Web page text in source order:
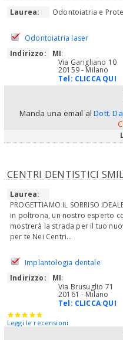
Laurea: Odontoiatria e
Odontoiatria laser
Indirizzo:
MI:
Via Garigliano 10
20159 - Milano
Tel: CLICCA QUI
Manda una email alDott.
CENTRI DENTISTICI
Laurea:
PROGETTIAMO IL SORRISO
in poltrona, un nostro esperto
mostrerà la strada per il tuo
per te Nei Centri...
Implantologia dentale
Indirizzo:
MI:
Via Brusuglio 71
20161 - Milano
Tel: CLICCA QUI
Leggi le recensioni